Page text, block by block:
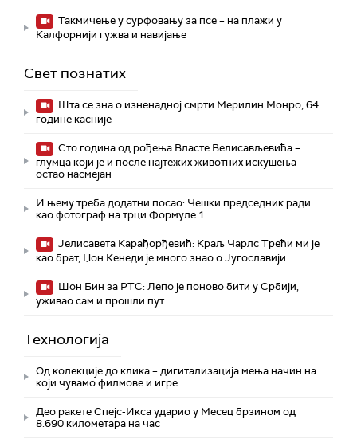
Такмичење у сурфовању за псе – на плажи у
Калфорнији гужва и навијање
Свет познатих
Шта се зна о изненадној смрти Мерилин Монро, 64
године касније
Сто година од рођења Власте Велисављевића –
глумца који је и после најтежих животних искушења
остао насмејан
И њему треба додатни посао: Чешки председник ради
као фотограф на трци Формуле 1
Јелисавета Карађорђевић: Краљ Чарлс Трећи ми је
као брат, Џон Кенеди је много знао о Југославији
Шон Бин за РТС: Лепо је поново бити у Србији,
уживао сам и прошли пут
Технологијa
Од колекције до клика – дигитализација мења начин на
који чувамо филмове и игре
Део ракете Спејс-Икса ударио у Месец брзином од
8.690 километара на час